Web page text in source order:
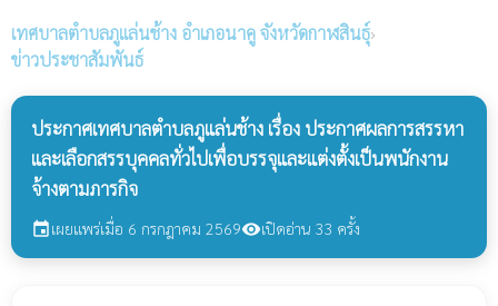
เทศบาลตำบลภูแล่นช้าง อำเภอนาคู จังหวัดกาฬสินธุ์›
ข่าวประชาสัมพันธ์
ประกาศเทศบาลตำบลภูแล่นช้าง เรื่อง ประกาศผลการสรรหา
และเลือกสรรบุคคลทั่วไปเพื่อบรรจุและแต่งตั้งเป็นพนักงาน
จ้างตามภารกิจ
eventเผยแพร่เมื่อ 6 กรกฎาคม 2569visibilityเปิดอ่าน 33 ครั้ง